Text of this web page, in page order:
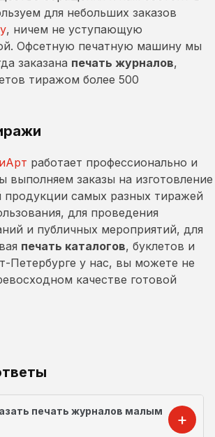
для небольших заказов
, ничем не уступающую
Офсетную печатную машину мы
заказана печать журналов,
тиражом более 500
работает профессионально и
выполняем заказы на изготовление
продукции самых разных тиражей
для проведения
и публичных мероприятий, для
печать каталогов, буклетов и
Петербурге у нас, вы можете не
качестве готовой
печать журналов малым